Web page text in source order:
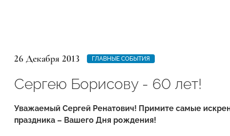
26 Декабря 2013 ГЛАВНЫЕ СОБЫТИЯ
Сергею Борисову - 60 лет!
Уважаемый Сергей Ренатович! Примите самые
праздника – Вашего Дня рождения!